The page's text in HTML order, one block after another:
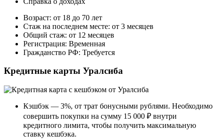
Возраст: от 18 до 70 лет
Стаж на последнем месте: от 3 месяцев
Общий стаж: от 12 месяцев
Регистрация: Временная
Гражданство РФ: Требуется
Кредитные карты Уралсиба
Кэшбэк — 3%, от трат бонусными рублями. Необходимо
совершить покупки на сумму 15 000 ₽ внутри
кредитного лимита, чтобы получить максимальную
ставку кешбэка.